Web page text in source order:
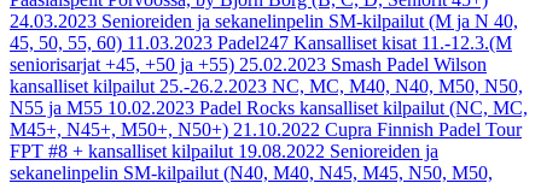
24.03.2023 Senioreiden ja sekanelinpelin SM-kilpailut (M ja N 40,
45, 50, 55, 60) 11.03.2023 Padel247 Kansalliset kisat 11.-12.3.(M
seniorisarjat +45, +50 ja +55) 25.02.2023 Smash Padel Wilson
kansalliset kilpailut 25.-26.2.2023 NC, MC, M40, N40, M50, N50,
N55 ja M55 10.02.2023 Padel Rocks kansalliset kilpailut (NC, MC,
M45+, N45+, M50+, N50+) 21.10.2022 Cupra Finnish Padel Tour
FPT #8 + kansalliset kilpailut 19.08.2022 Senioreiden ja
sekanelinpelin SM-kilpailut (N40, M40, N45, M45, N50, M50,